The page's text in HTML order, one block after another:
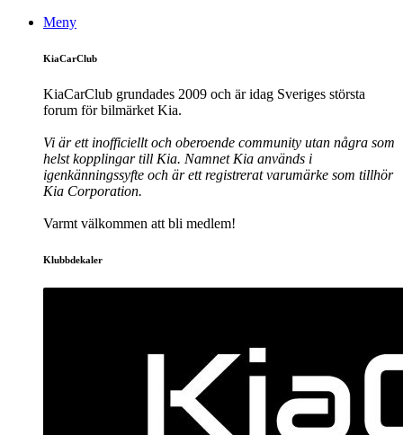
Meny
KiaCarClub
KiaCarClub grundades 2009 och är idag Sveriges största
forum för bilmärket Kia.
Vi är ett inofficiellt och oberoende community utan några som
helst kopplingar till Kia. Namnet Kia används i
igenkänningssyfte och är ett registrerat varumärke som tillhör
Kia Corporation.
Varmt välkommen att bli medlem!
Klubbdekaler